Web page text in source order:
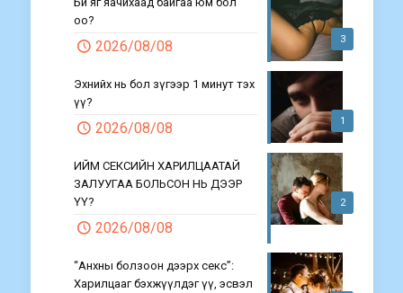
3
оо?
2026/08/08
1
Эхнийх нь бол зүгээр 1 минут тэх
үү?
2026/08/08
2
ИЙМ СЕКСИЙН ХАРИЛЦААТАЙ
ЗАЛУУГАА БОЛЬСОН НЬ ДЭЭР
ҮҮ?
2026/08/08
“Анхны болзоон дээрх секс”:
Харилцааг бэхжүүлдэг үү, эсвэл